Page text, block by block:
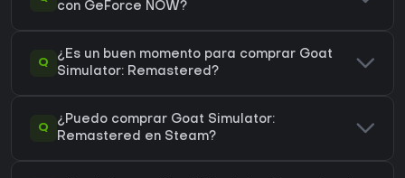
con GeForce NOW?
Q
¿Es un buen momento para comprar Goat
Simulator: Remastered?
Q
¿Puedo comprar Goat Simulator:
Remastered en Steam?